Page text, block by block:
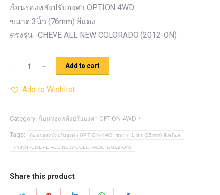
ก้อนรองหลังปรับองศา OPTION 4WD
ขนาด 3นิ้ว (76mm) สีแดง
ตรงรุ่น -CHEVE ALL NEW COLORADO (2012-ON)
รอง
หลัง
องศา
OPTION
4WD ขนาด
(76mm)
สี
Add to cart
Add to Wishlist
Category: ก้อนรองหลังปรับองศา OPTION 4WD
Tags: ก้อนรองหลังปรับองศา OPTION 4WD ขนาด 1 นิ้ว (25mm) สีเหลือง
ตรงรุ่น -CHEVE ALL NEW COLORADO (2012-ON)
Share this product